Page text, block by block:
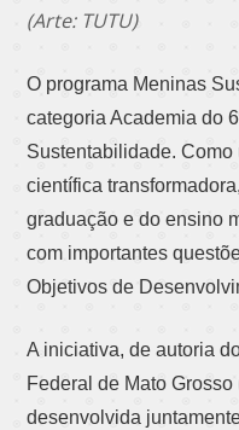
(Arte: TUTU)
O programa Meninas
categoria Academia do
Sustentabilidade.
científica
graduação e do ensino
com importantes
Objetivos de
A iniciativa, de autoria
Federal de Mato
desenvolvida